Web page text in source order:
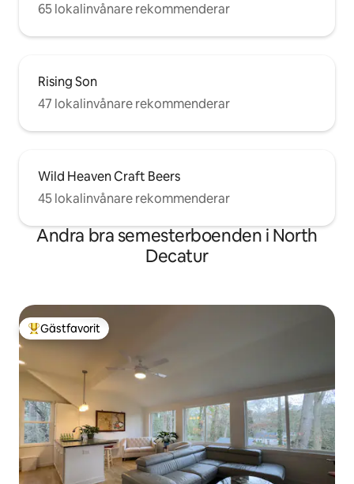
65 lokalinvånare rekommenderar
Rising Son
47 lokalinvånare rekommenderar
Wild Heaven Craft Beers
45 lokalinvånare rekommenderar
Andra bra semesterboenden i North
Decatur
Populär gästfavorit
Gästfavorit